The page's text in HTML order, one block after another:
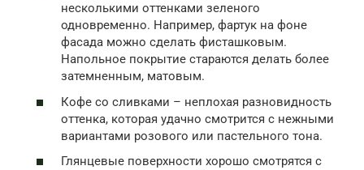
несколькими оттенками зеленого
одновременно. Например, фартук на фоне
фасада можно сделать фисташковым.
Напольное покрытие стараются делать более
затемненным, матовым.
Кофе со сливками – неплохая разновидность
оттенка, которая удачно смотрится с нежными
вариантами розового или пастельного тона.
Глянцевые поверхности хорошо смотрятся с